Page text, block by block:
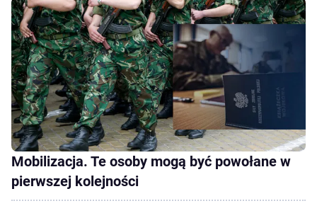
Mobilizacja. Te osoby mogą być powołane w
pierwszej kolejności